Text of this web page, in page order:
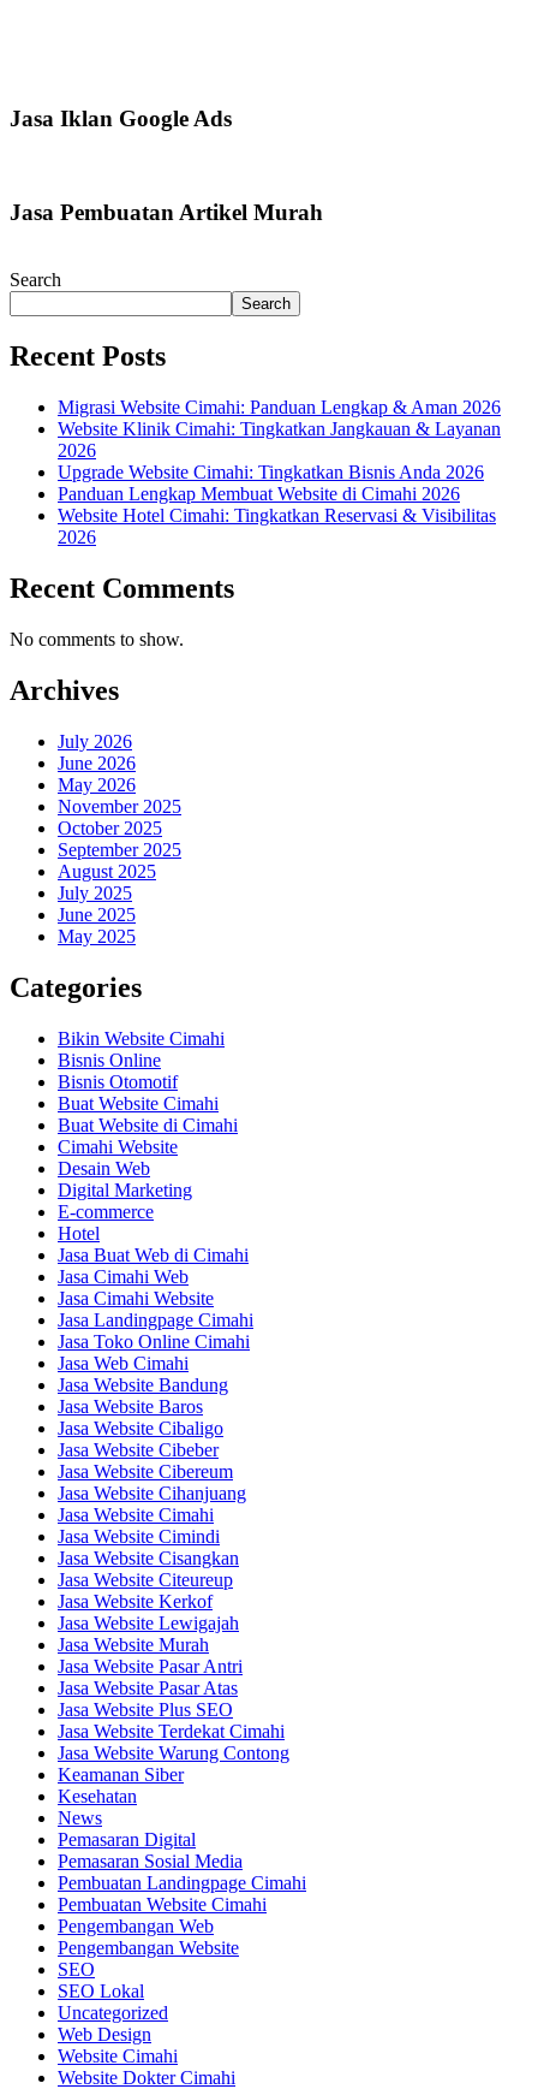
Jasa Iklan Google Ads
Jasa Pembuatan Artikel Murah
Search
Search
Recent Posts
Migrasi Website Cimahi: Panduan Lengkap & Aman 2026
Website Klinik Cimahi: Tingkatkan Jangkauan & Layanan
2026
Upgrade Website Cimahi: Tingkatkan Bisnis Anda 2026
Panduan Lengkap Membuat Website di Cimahi 2026
Website Hotel Cimahi: Tingkatkan Reservasi & Visibilitas
2026
Recent Comments
No comments to show.
Archives
July 2026
June 2026
May 2026
November 2025
October 2025
September 2025
August 2025
July 2025
June 2025
May 2025
Categories
Bikin Website Cimahi
Bisnis Online
Bisnis Otomotif
Buat Website Cimahi
Buat Website di Cimahi
Cimahi Website
Desain Web
Digital Marketing
E-commerce
Hotel
Jasa Buat Web di Cimahi
Jasa Cimahi Web
Jasa Cimahi Website
Jasa Landingpage Cimahi
Jasa Toko Online Cimahi
Jasa Web Cimahi
Jasa Website Bandung
Jasa Website Baros
Jasa Website Cibaligo
Jasa Website Cibeber
Jasa Website Cibereum
Jasa Website Cihanjuang
Jasa Website Cimahi
Jasa Website Cimindi
Jasa Website Cisangkan
Jasa Website Citeureup
Jasa Website Kerkof
Jasa Website Lewigajah
Jasa Website Murah
Jasa Website Pasar Antri
Jasa Website Pasar Atas
Jasa Website Plus SEO
Jasa Website Terdekat Cimahi
Jasa Website Warung Contong
Keamanan Siber
Kesehatan
News
Pemasaran Digital
Pemasaran Sosial Media
Pembuatan Landingpage Cimahi
Pembuatan Website Cimahi
Pengembangan Web
Pengembangan Website
SEO
SEO Lokal
Uncategorized
Web Design
Website Cimahi
Website Dokter Cimahi